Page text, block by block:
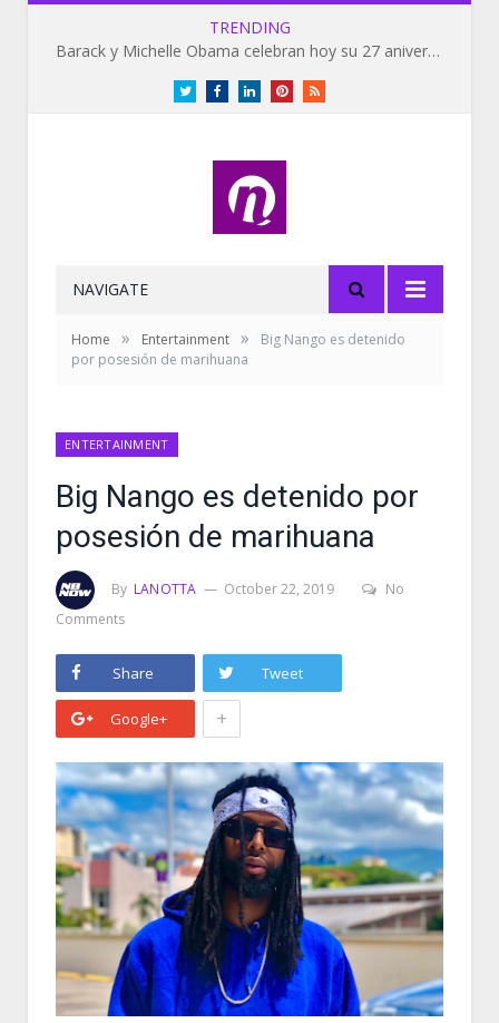
TRENDING
Barack y Michelle Obama celebran hoy su 27 aniversario de bodas
TwitterFacebookLinkedInPinterestRSS
NAVIGATE
Home » Entertainment »
Big Nango es detenido
por posesión de marihuana
ENTERTAINMENT
Big Nango es detenido por
posesión de marihuana
By LANOTTA October 22, 2019
No
Comments
Share Tweet
Google+ +